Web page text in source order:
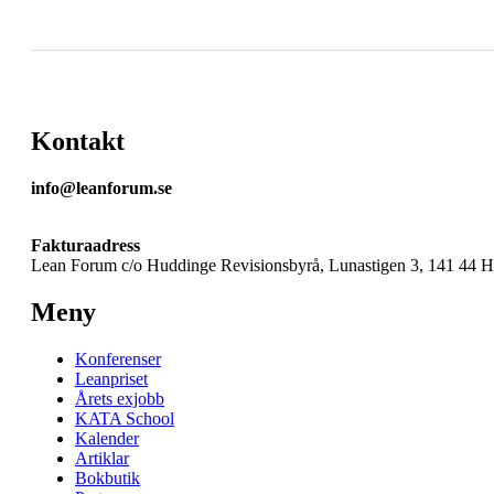
Kontakt
info@leanforum.se
Fakturaadress
Lean Forum c/o Huddinge Revisionsbyrå, Lunastigen 3, 141 44
Meny
Konferenser
Leanpriset
Årets exjobb
KATA School
Kalender
Artiklar
Bokbutik